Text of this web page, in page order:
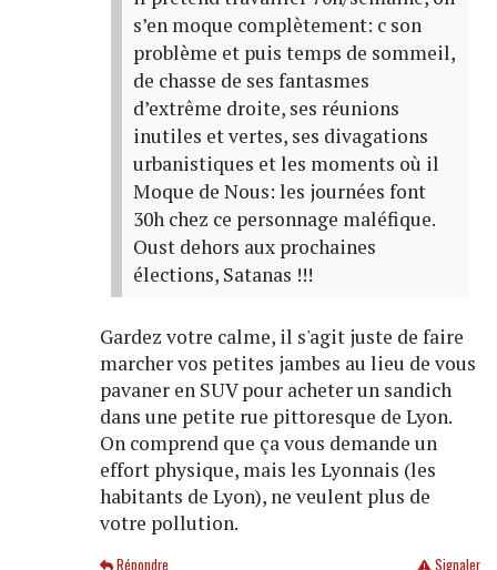
s’en moque complètement: c son
problème et puis temps de sommeil,
de chasse de ses fantasmes
d’extrême droite, ses réunions
inutiles et vertes, ses divagations
urbanistiques et les moments où il
Moque de Nous: les journées font
30h chez ce personnage maléfique.
Oust dehors aux prochaines
élections, Satanas !!!
Gardez votre calme, il s'agit juste de faire
marcher vos petites jambes au lieu de vous
pavaner en SUV pour acheter un sandich
dans une petite rue pittoresque de Lyon.
On comprend que ça vous demande un
effort physique, mais les Lyonnais (les
habitants de Lyon), ne veulent plus de
votre pollution.
Signaler
Répondre